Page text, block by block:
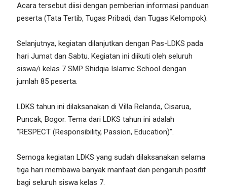
Acara tersebut diisi dengan pemberian informasi panduan
peserta (Tata Tertib, Tugas Pribadi, dan Tugas Kelompok).
Selanjutnya, kegiatan dilanjutkan dengan Pas-LDKS pada
hari Jumat dan Sabtu. Kegiatan ini diikuti oleh seluruh
siswa/i kelas 7 SMP Shidqia Islamic School dengan
jumlah 85 peserta.
LDKS tahun ini dilaksanakan di Villa Relanda, Cisarua,
Puncak, Bogor. Tema dari LDKS tahun ini adalah
“RESPECT (Responsibility, Passion, Education)”.
Semoga kegiatan LDKS yang sudah dilaksanakan selama
tiga hari membawa banyak manfaat dan pengaruh positif
bagi seluruh siswa kelas 7.